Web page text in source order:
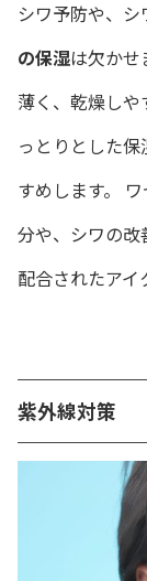
シワ予防や、
の保湿は欠かせ
薄く、乾燥し
っとりとした
すめします。
分や、シワの
配合されたアイ
紫外線対策